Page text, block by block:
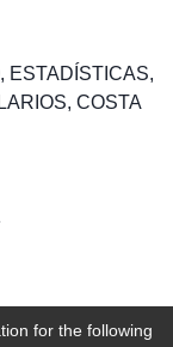
, ESTADÍSTICAS,
, COSTA
for the following